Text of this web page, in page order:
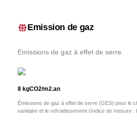
Emission de gaz
Emissions de gaz à effet de serre
8 kgCO2/m2.an
Émissions de gaz à effet de serre (GES) pour le
sanitaire et le refroidissement (Indice de mesure :